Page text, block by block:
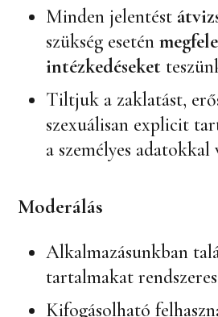
Minden jelentést
szükség esetén
intézkedéseket
Tiltjuk a zaklatást,
szexuálisan explicit
a személyes adatokkal
Moderálás
Alkalmazásunkban
tartalmakat
Kifogásolható